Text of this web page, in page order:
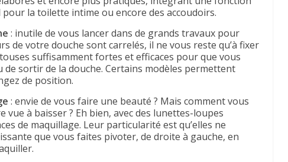
la toilette intime ou encore des accoudoirs.
: inutile de vous lancer dans de grands travaux pour
de votre douche sont carrelés, il ne vous reste qu’à fixer
suffisamment fortes et efficaces pour que vous
de sortir de la douche. Certains modèles permettent
de position.
: envie de vous faire une beauté ? Mais comment vous
à baisser ? Eh bien, avec des lunettes-loupes
de maquillage. Leur particularité est qu’elles ne
que vous faites pivoter, de droite à gauche, en